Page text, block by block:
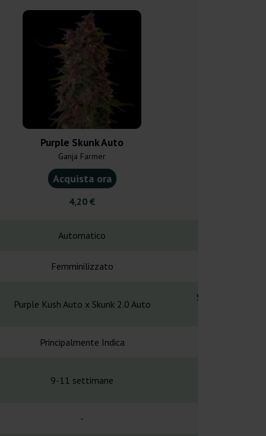
Purple Skunk Auto
Ganja Farmer
Acquista ora
4,20 €
Automatico
Femminilizzato
Purple Kush Auto x Skunk 2.0 Auto
Super Skunk x
Principalmente Indica
9-11 settimane
-